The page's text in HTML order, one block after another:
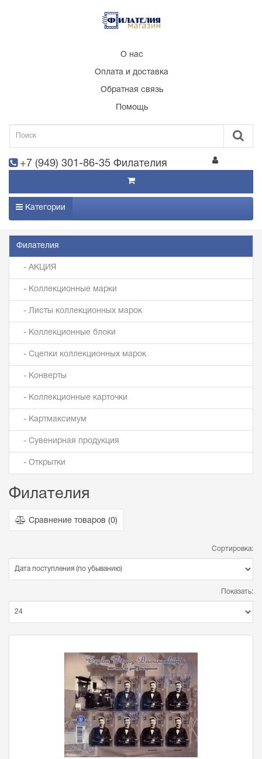
О нас
Оплата и доставка
Обратная связь
Помощь
+7 (949) 301-86-35 Филателия
Категории
Филателия
- АКЦИЯ
- Коллекционные марки
- Листы коллекционных марок
- Коллекционные блоки
- Сцепки коллекционных марок
- Конверты
- Коллекционные карточки
- Картмаксимум
- Сувенирная продукция
- Открытки
Филателия
Сравнение товаров (0)
Сортировка:
Показать: